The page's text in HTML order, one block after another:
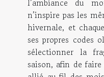
l’ambiance du
n’inspire pas les
hivernale, et
ses propres codes
sélectionner la
saison, afin de